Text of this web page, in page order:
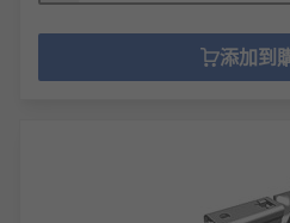
添加到